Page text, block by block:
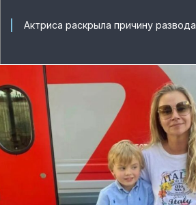
Актриса раскрыла причину развода